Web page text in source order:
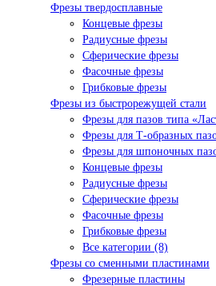
Фрезы твердосплавные
Концевые фрезы
Радиусные фрезы
Сферические фрезы
Фасочные фрезы
Грибковые фрезы
Фрезы из быстрорежущей стали
Фрезы для пазов типа
Фрезы для Т-образных
Фрезы для шпоночных
Концевые фрезы
Радиусные фрезы
Сферические фрезы
Фасочные фрезы
Грибковые фрезы
Все категории (8)
Фрезы со сменными пластинами
Фрезерные пластины